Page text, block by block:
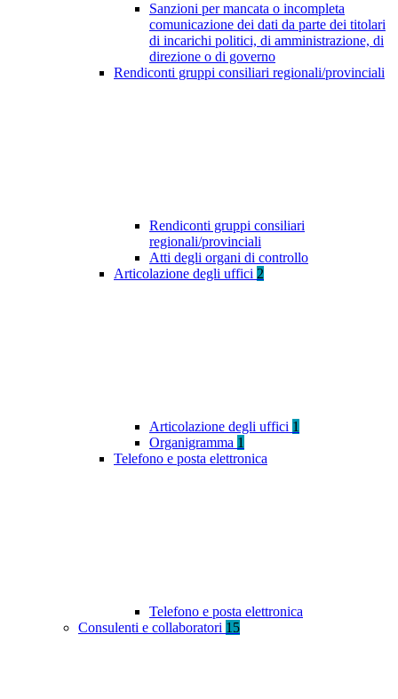
Sanzioni per mancata o incompleta
comunicazione dei dati da parte dei titolari
di incarichi politici, di amministrazione, di
direzione o di governo
Rendiconti gruppi consiliari regionali/provinciali
Rendiconti gruppi consiliari
regionali/provinciali
Atti degli organi di controllo
Articolazione degli uffici 2
Articolazione degli uffici 1
Organigramma 1
Telefono e posta elettronica
Telefono e posta elettronica
Consulenti e collaboratori 15